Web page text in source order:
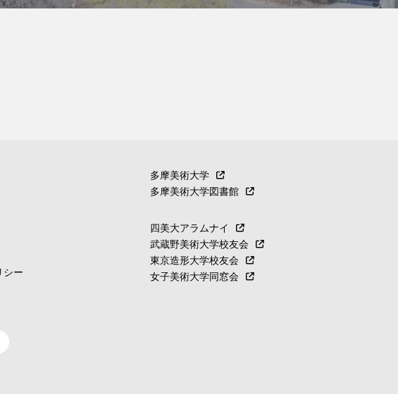
シー
多摩美術大学
多摩美術大学図書館
四美大アラムナイ
武蔵野美術大学校友会
東京造形大学校友会
女子美術大学同窓会